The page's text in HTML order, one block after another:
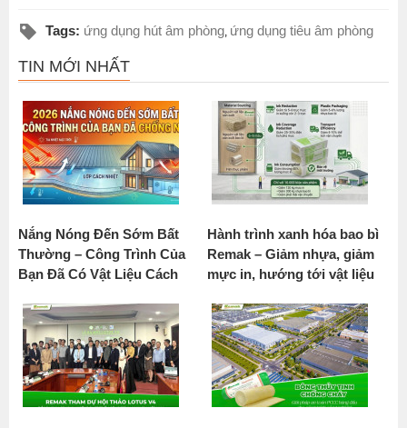
Tags: ứng dụng hút âm phòng, ứng dụng tiêu âm phòng
TIN MỚI NHẤT
Nắng Nóng Đến Sớm Bất
Thường – Công Trình Của
Bạn Đã Có Vật Liệu Cách
Hành trình xanh hóa bao bì
Remak – Giảm nhựa, giảm
mực in, hướng tới vật liệu